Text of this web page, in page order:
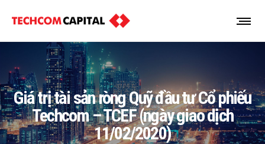
Giá trị tài sản ròng Quỹ đầu tư Cổ phiếu
Techcom – TCEF (ngày giao dịch
11/02/2020)